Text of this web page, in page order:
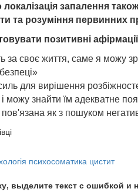
локалізація запалення
та розуміння первинних
позитивні
за своє життя, саме я можу
для вирішення
можу знайти їм адекватне
як з пошуком
психосоматика цистит
выделите текст с ошибкой